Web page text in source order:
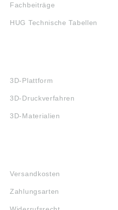
Fachbeiträge
HUG Technische Tabellen
3D-Plattform
3D-Druckverfahren
3D-Materialien
Versandkosten
Zahlungsarten